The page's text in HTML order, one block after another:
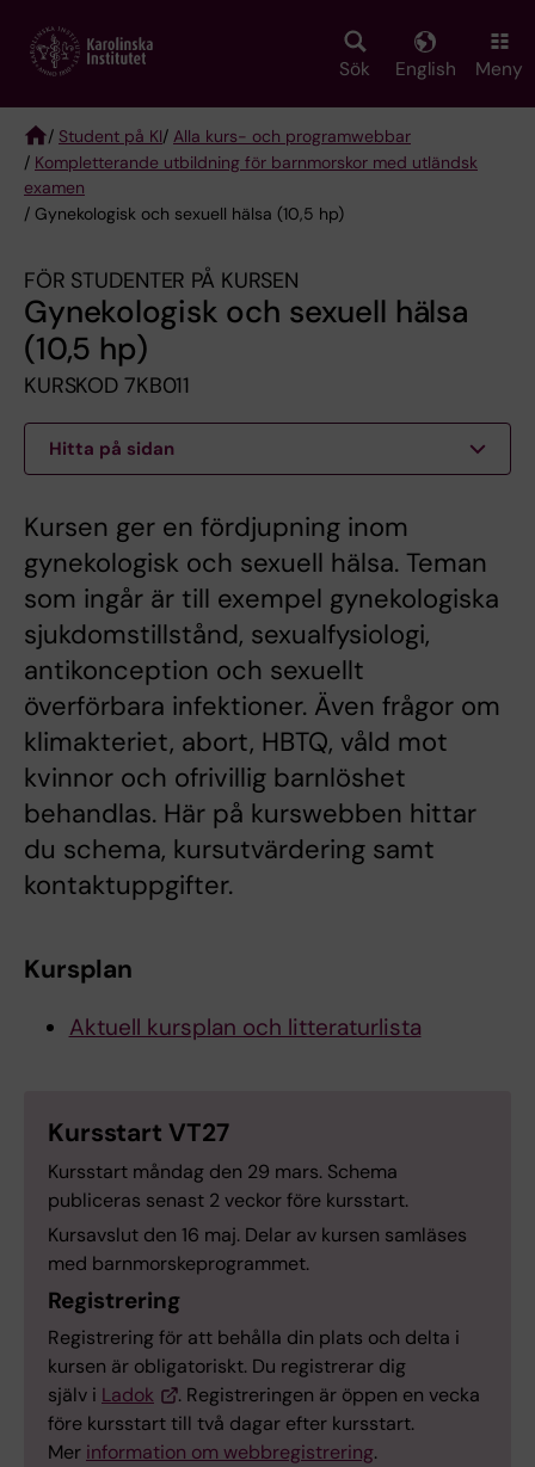
main
Sök English Meny
Breadcrumb
/ Student på KI/ Alla kurs- och programwebbar
/ Kompletterande utbildning för barnmorskor med utländsk
examen
/ Gynekologisk och sexuell hälsa (10,5 hp)
FÖR STUDENTER PÅ KURSEN
Gynekologisk och sexuell hälsa
(10,5 hp)
KURSKOD 7KB011
Hitta på sidan
Kursen ger en fördjupning inom
gynekologisk och sexuell hälsa. Teman
som ingår är till exempel gynekologiska
sjukdomstillstånd, sexualfysiologi,
antikonception och sexuellt
överförbara infektioner. Även frågor om
klimakteriet, abort, HBTQ, våld mot
kvinnor och ofrivillig barnlöshet
behandlas. Här på kurswebben hittar
du schema, kursutvärdering samt
kontaktuppgifter.
Kursplan
Aktuell kursplan och litteraturlista
Kursstart VT27
Kursstart måndag den 29 mars. Schema
publiceras senast 2 veckor före kursstart.
Kursavslut den 16 maj. Delar av kursen samläses
med barnmorskeprogrammet.
Registrering
Registrering för att behålla din plats och delta i
kursen är obligatoriskt. Du registrerar dig
själv i Ladok
. Registreringen är öppen en vecka
före kursstart till två dagar efter kursstart.
Mer information om webbregistrering.